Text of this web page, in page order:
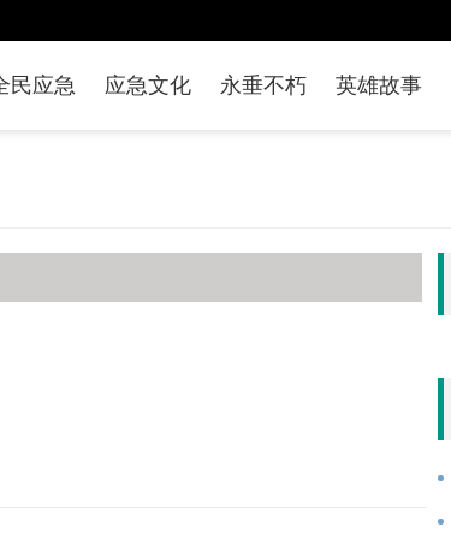
民应急 应急文化 永垂不朽 英雄故事